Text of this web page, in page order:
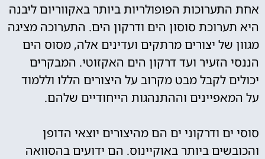
אחת התערוכות הפופולריות ביותר באקווריום ליבנה
היא תערוכת סוסון הים ודרקון הים. התערוכה מציגה
מגוון של יצורים מרתקים ועדינים אלה, מסוס הים
הננסי הזעיר ועד דרקון הים האקזוטי. המבקרים
יכולים לקבל מבט מקרוב על היצורים הללו וללמוד
על המאפיינים וההתנהגות הייחודיים שלהם.
סוסי ים ודרקוני ים הם מהיצורים יוצאי הדופן
והכובשים ביותר באוקיינוס. הם ידועים בהסוואה